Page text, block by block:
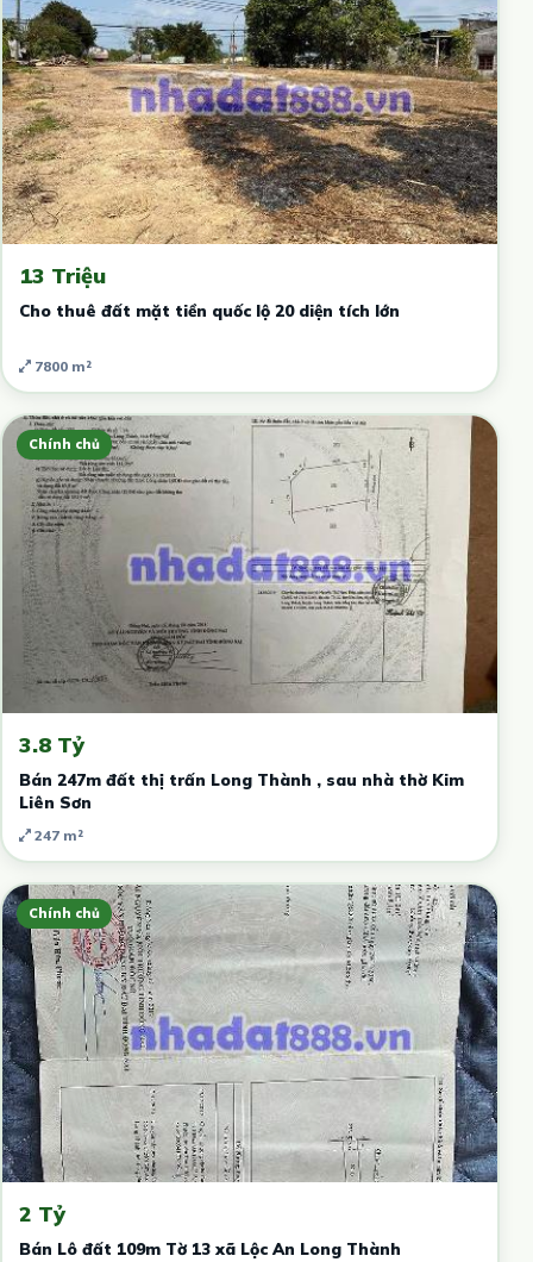
13 Triệu
Cho thuê đất mặt tiền quốc lộ 20 diện tích lớn
7800 m²
Chính chủ
3.8 Tỷ
Bán 247m đất thị trấn Long Thành , sau nhà thờ Kim
Liên Sơn
247 m²
Chính chủ
2 Tỷ
Bán Lô đất 109m Tờ 13 xã Lộc An Long Thành